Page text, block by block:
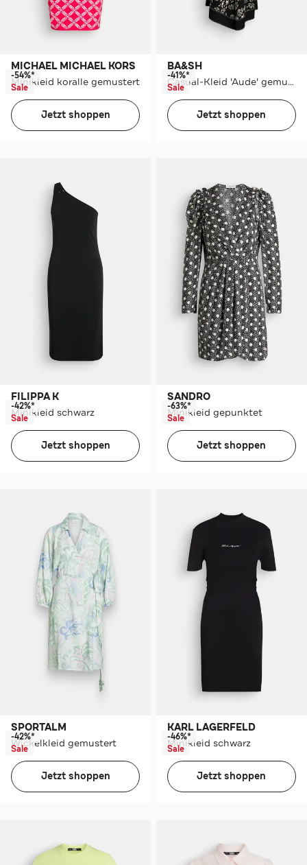
MICHAEL MICHAEL KORS
Minikleid koralle gemustert
-54%*
Sale
Jetzt shoppen
BA&SH
Casual-Kleid 'Aude' gemustert
-41%*
Sale
Jetzt shoppen
FILIPPA K
Minikleid schwarz
-42%*
Sale
Jetzt shoppen
SANDRO
Minikleid gepunktet
-63%*
Sale
Jetzt shoppen
SPORTALM
Wickelkleid gemustert
-42%*
Sale
Jetzt shoppen
KARL LAGERFELD
Minikleid schwarz
-46%*
Sale
Jetzt shoppen